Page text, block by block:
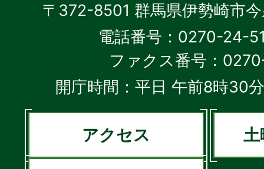
〒372-8501 群馬県伊勢崎市
電話番号：0270-24-
ファクス番号：
開庁時間：平日 午前8時30
アクセス 土